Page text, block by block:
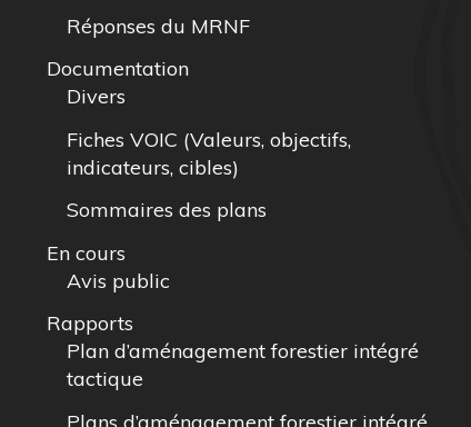
Réponses du MRNF
Documentation
Divers
Fiches VOIC (Valeurs, objectifs,
indicateurs, cibles)
Sommaires des plans
En cours
Avis public
Rapports
Plan d’aménagement forestier intégré
tactique
Plans d’aménagement forestier intégré